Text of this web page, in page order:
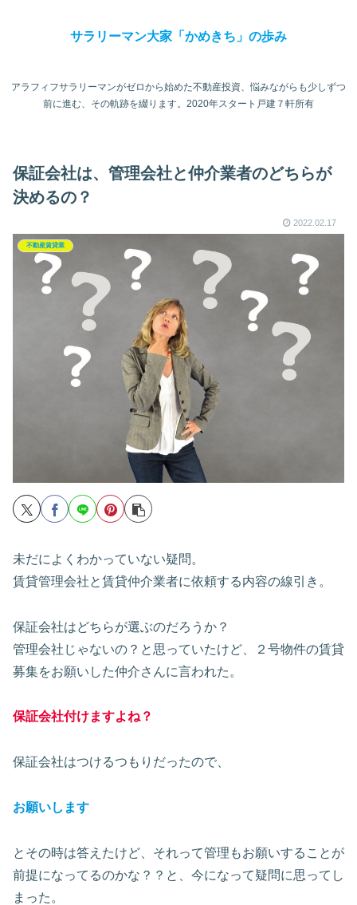
サラリーマン大家「かめきち」の歩み
アラフィフサラリーマンがゼロから始めた不動産投資、悩みながらも少しずつ
前に進む、その軌跡を綴ります。2020年スタート戸建７軒所有
保証会社は、管理会社と仲介業者のどちらが
決めるの？
2022.02.17
不動産賃貸業
未だによくわかっていない疑問。
賃貸管理会社と賃貸仲介業者に依頼する内容の線引き。
保証会社はどちらが選ぶのだろうか？
管理会社じゃないの？と思っていたけど、２号物件の賃貸
募集をお願いした仲介さんに言われた。
保証会社付けますよね？
保証会社はつけるつもりだったので、
お願いします
とその時は答えたけど、それって管理もお願いすることが
前提になってるのかな？？と、今になって疑問に思ってし
まった。